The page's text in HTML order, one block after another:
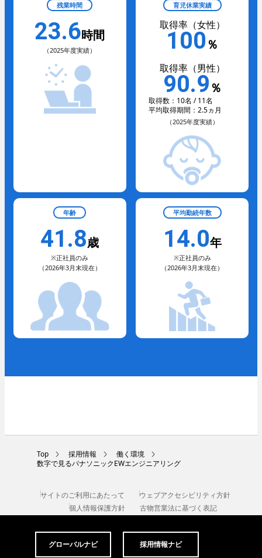
残業時間
23.6時間
（2025年度実績）
育児休業実績
取得率（女性）
100 ％
取得率（男性）
90.9 ％
取得数：10名 / 11名
平均取得期間：2.5ヵ月
（2025年度実績）
年齢
41.8歳
※正社員のみ
（2026年3月末現在）
平均勤続年数
14.0年
※正社員のみ
（2026年3月末現在）
Top 採用情報
働く環境
数字で見るパナソニックEWエンジニアリング
サイトのご利用にあたって
ウェブアクセシビリティ方針
個人情報保護方針
古物営業法に基づく表記
Area/Country
パナソニックEWエンジニアリング株式会社
グローバルナビ 採用情報ナビ
技術教育センター
募集要項
新卒採用
キャリア採用